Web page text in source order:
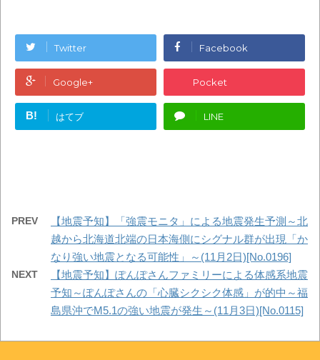
Twitter Facebook
Google+ Pocket
B! はてブ LINE
PREV
【地震予知】「強震モニタ」による地震発生予測～北
越から北海道北端の日本海側にシグナル群が出現「か
なり強い地震となる可能性」～(11月2日)[No.0196]
NEXT
【地震予知】ぽんぽさんファミリーによる体感系地震
予知～ぽんぽさんの「心臓シクシク体感」が的中～福
島県沖でM5.1の強い地震が発生～(11月3日)[No.0115]